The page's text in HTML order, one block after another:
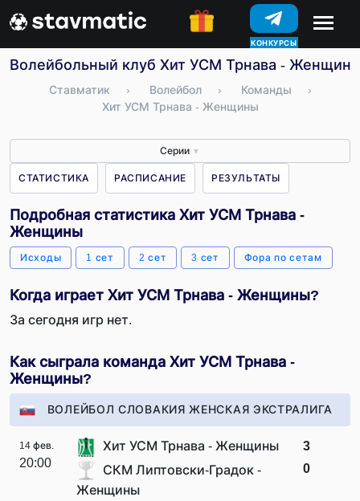
КОНКУРСЫ
Волейбольный клуб Хит УСМ Трнава - Женщины
Ставматик › Волейбол › Команды
›
Хит УСМ Трнава - Женщины
Серии ▼
СТАТИСТИКА РАСПИСАНИЕ РЕЗУЛЬТАТЫ
Подробная статистика Хит УСМ Трнава -
Женщины
Исходы 1 сет 2 сет 3 сет Фора по сетам
Когда играет Хит УСМ Трнава - Женщины?
За сегодня игр нет.
Как сыграла команда Хит УСМ Трнава -
Женщины?
ВОЛЕЙБОЛ СЛОВАКИЯ ЖЕНСКАЯ ЭКСТРАЛИГА
14 фев.
20:00
Хит УСМ Трнава - Женщины
СКМ Липтовски-Градок -
Женщины
3
0